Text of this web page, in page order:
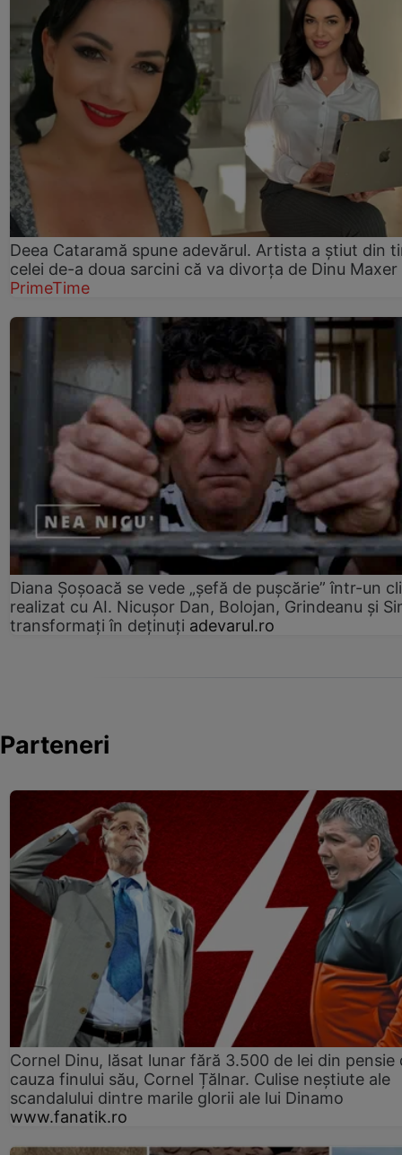
Deea Cataramă spune adevărul. Artista a știut din
celei de-a doua sarcini că va divorța de Dinu Maxer
PrimeTime
Diana Șoșoacă se vede „șefă de pușcărie” într-un
realizat cu AI. Nicușor Dan, Bolojan, Grindeanu și
transformați în deținuți adevarul.ro
Parteneri
Cornel Dinu, lăsat lunar fără 3.500 de lei din pensie
cauza finului său, Cornel Țălnar. Culise neștiute ale
scandalului dintre marile glorii ale lui Dinamo
www.fanatik.ro